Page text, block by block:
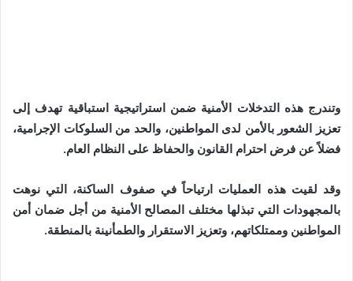
وتندرج هذه التدخلات الأمنية ضمن استراتيجية استباقية تهدف إلى
تعزيز الشعور بالأمن لدى المواطنين، والحد من السلوكات الإجرامية،
فضلاً عن فرض احترام القانون والحفاظ على النظام العام.
وقد لقيت هذه العمليات ارتياحاً في صفوف الساكنة، التي نوهت
بالمجهودات التي تبذلها مختلف المصالح الأمنية من أجل ضمان أمن
المواطنين وممتلكاتهم، وتعزيز الاستقرار والطمأنينة بالمنطقة.